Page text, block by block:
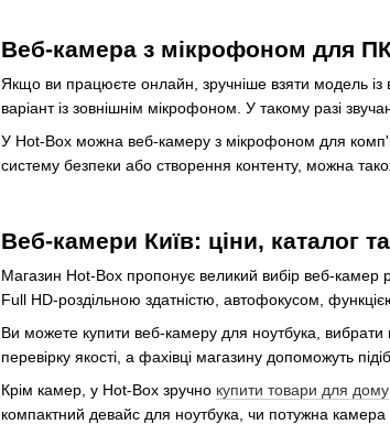
Веб-камера з мікрофоном для
Якщо ви працюєте онлайн, зручніше взяти модель із
варіант із зовнішнім мікрофоном. У такому разі
У Hot-Box можна веб-камеру з мікрофоном для
систему безпеки або створення контенту, можна
Веб-камери Київ: ціни, каталог
Магазин Hot-Box пропонує великий вибір веб-камер
Full HD-роздільною здатністю, автофокусом,
Ви можете купити веб-камеру для ноутбука, вибрати
перевірку якості, а фахівці магазину допоможуть
Крім камер, у Hot-Box зручно купити товари для дому
компактний девайс для ноутбука, чи потужна